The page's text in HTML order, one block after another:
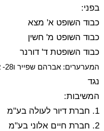
בפני:
כבוד השופט א' מצא
כבוד השופט מ' חשין
כבוד השופטת ד' דורנר
המערערים: אברהם שפייר ו28- אחרים
נגד
המשיבות:
1. חברת דיור לעולה בע"מ
2. חברת חיים אלוני בע"מ